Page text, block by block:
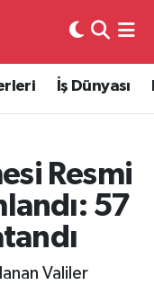
İş Dünyası
Resmi
57
Valiler